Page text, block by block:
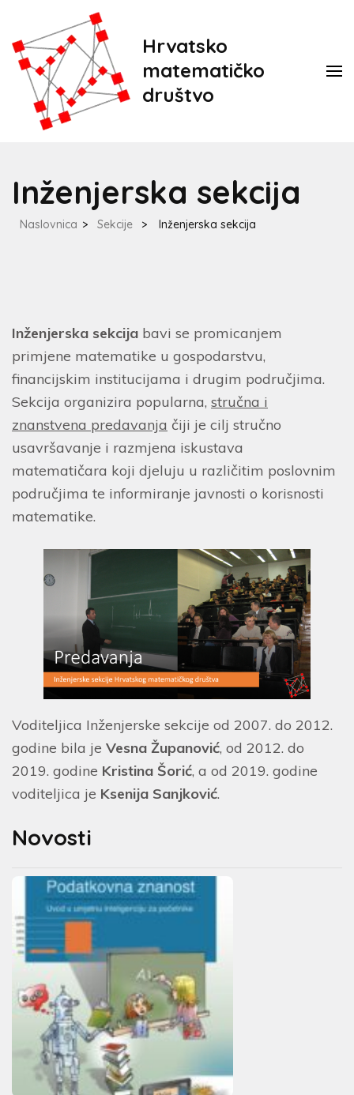
Hrvatsko
matematičko
društvo
Inženjerska sekcija
Naslovnica > Sekcije > Inženjerska sekcija
Inženjerska sekcija bavi se promicanjem
primjene matematike u gospodarstvu,
financijskim institucijama i drugim područjima.
Sekcija organizira popularna, stručna i
znanstvena predavanja čiji je cilj stručno
usavršavanje i razmjena iskustava
matematičara koji djeluju u različitim poslovnim
područjima te informiranje javnosti o korisnosti
matematike.
Voditeljica Inženjerske sekcije od 2007. do 2012.
godine bila je Vesna Županović, od 2012. do
2019. godine Kristina Šorić, a od 2019. godine
voditeljica je Ksenija Sanjković.
Novosti